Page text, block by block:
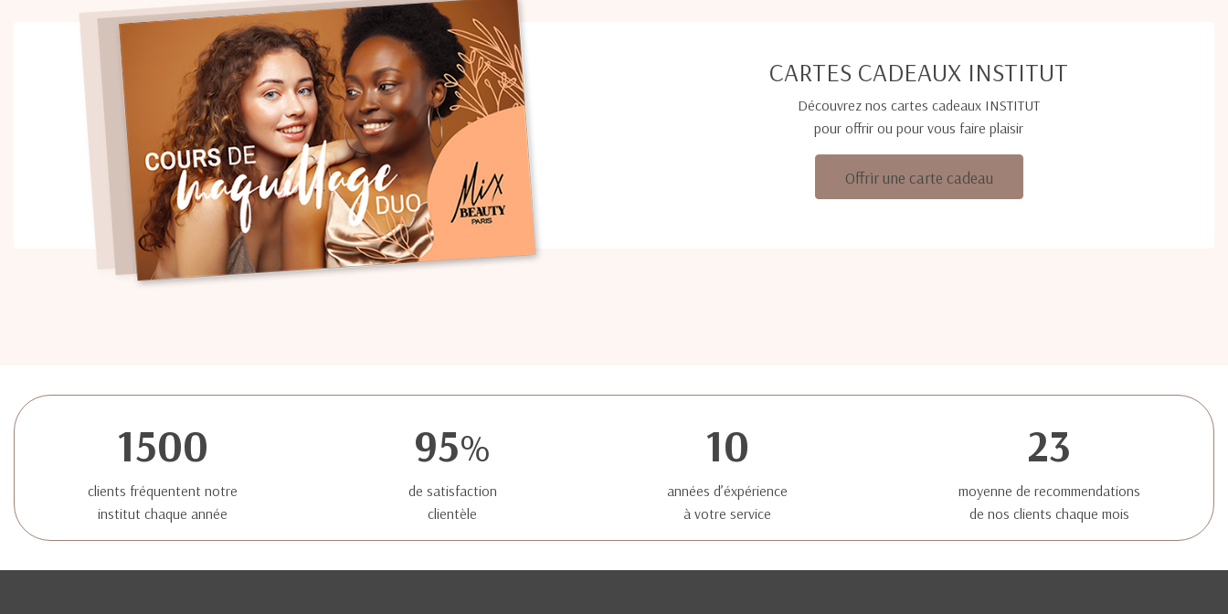
CARTES CADEAUX INSTITUT
Découvrez nos cartes cadeaux INSTITUT
pour offrir ou pour vous faire plaisir
Offrir une carte cadeau
1500
clients fréquentent notre
institut chaque année
95%
de satisfaction
clientèle
10
années d’éxpérience
à votre service
23
moyenne de recommendations
de nos clients chaque mois